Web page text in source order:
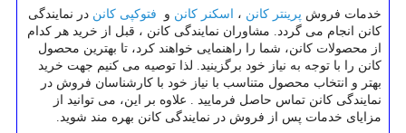
خدمات فروش پرینتر کانن ، اسکنر کانن و فتوکپی کانن در نمایندگی
کانن انجام می گردد. مشاوران نمایندگی کانن ، قبل از خرید هر کدام
از محصولات کانن، شما را راهنمایی خواهند کرد، تا بهترین محصول
کانن را با توجه به نیاز خود برگزینید. لذا توصیه می کنیم جهت خرید
بهتر و انتخاب محصول متناسب با نیاز خود با کارشناسان فروش در
نمایندگی کانن تماس حاصل فرمایید . علاوه بر این، می توانید از
مزایای خدمات پس از فروش در نمایندگی کانن بهره مند شوید.